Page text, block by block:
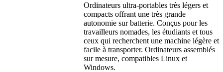
Ordinateurs ultra-portables très légers et
compacts offrant une très grande
autonomie sur batterie. Conçus pour les
travailleurs nomades, les étudiants et tous
ceux qui recherchent une machine légère et
facile à transporter. Ordinateurs assemblés
sur mesure, compatibles Linux et
Windows.